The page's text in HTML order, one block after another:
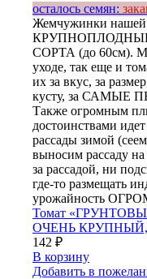
осталось семян:
Жемчужинки
СОРТА (до 60см).
уходе, так еще и
их за вкус, за
кусту, за САМЫЕ
Также огромным
достоинствами
рассады зимой
выносим рассаду
за рассадой, ни
где-то размещать
урожайность
Томат
ОЧЕНЬ КРУПНЫЙ,
142 ₽
В корзину
Добавить в